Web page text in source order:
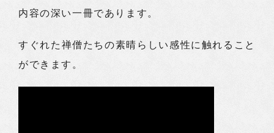
内容の深い一冊であります。
すぐれた禅僧たちの素晴らしい感性に触れること
ができます。